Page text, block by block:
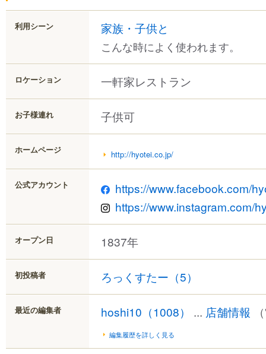
利用シーン 家族・子供と
こんな時によく使われます。
ロケーション 一軒家レストラン
お子様連れ 子供可
ホームページ http://hyotei.co.jp/
公式アカウント
https://www.facebook.com/
https://www.instagram.com/
オープン日 1837年
初投稿者 ろっくすたー （5）
最近の編集者 hoshi10 （1008） ... 店舗情報
編集履歴を詳しく見る